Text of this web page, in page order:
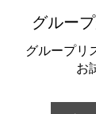
グルー
グループリ
お